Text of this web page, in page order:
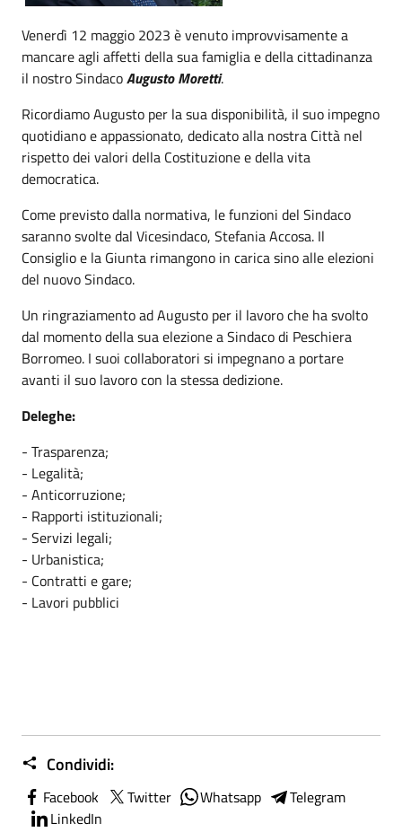
Venerdì 12 maggio 2023 è venuto improvvisamente a
mancare agli affetti della sua famiglia e della cittadinanza
il nostro SindacoAugusto Moretti.
Ricordiamo Augusto per la sua disponibilità, il suo impegno
quotidiano e appassionato, dedicato alla nostra Città nel
rispetto dei valori della Costituzione e della vita
democratica.
Come previsto dalla normativa, le funzioni del Sindaco
saranno svolte dal Vicesindaco, Stefania Accosa. Il
Consiglio e la Giunta rimangono in carica sino alle elezioni
del nuovo Sindaco.
Un ringraziamento ad Augusto per il lavoro che ha svolto
dal momento della sua elezione a Sindaco di Peschiera
Borromeo. I suoi collaboratori si impegnano a portare
avanti il suo lavoro con la stessa dedizione.
Deleghe:
- Trasparenza;
- Legalità;
- Anticorruzione;
- Rapporti istituzionali;
- Servizi legali;
- Urbanistica;
- Contratti e gare;
- Lavori pubblici
Condividi:
Facebook Twitter Whatsapp
Telegram
LinkedIn